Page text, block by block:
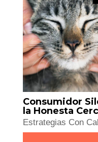
Comunidad
estereotipos
Nuevos Perfiles de